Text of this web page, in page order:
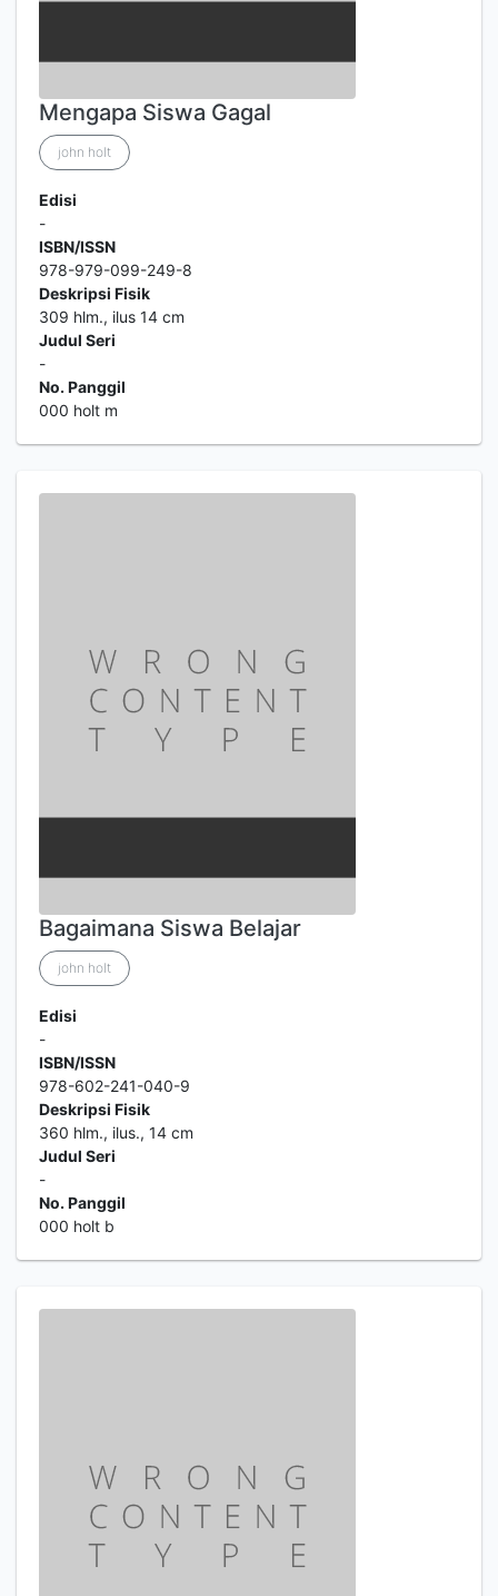
Mengapa Siswa Gagal
john holt
Edisi
-
ISBN/ISSN
978-979-099-249-8
Deskripsi Fisik
309 hlm., ilus 14 cm
Judul Seri
-
No. Panggil
000 holt m
Bagaimana Siswa Belajar
john holt
Edisi
-
ISBN/ISSN
978-602-241-040-9
Deskripsi Fisik
360 hlm., ilus., 14 cm
Judul Seri
-
No. Panggil
000 holt b